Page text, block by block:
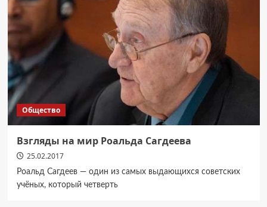
Общество
Взгляды на мир Роальда Сагдеева
25.02.2017
Роальд Сагдеев — один из самых выдающихся советских
учёных, который четверть